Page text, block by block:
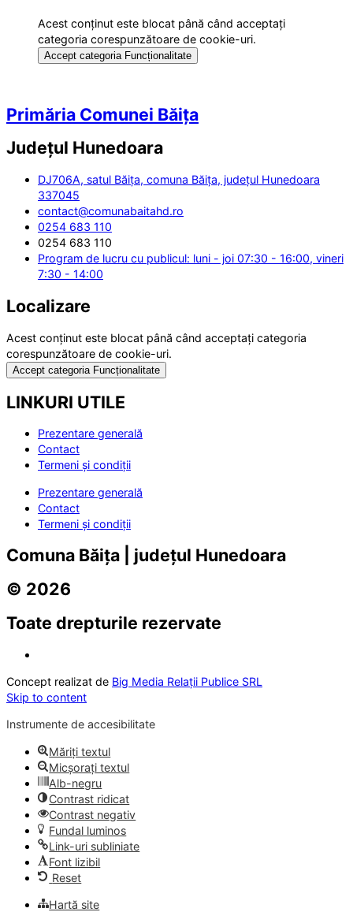
Acest conținut este blocat până când acceptați
categoria corespunzătoare de cookie-uri.
Accept categoria Funcționalitate
Primăria Comunei Băița
Județul Hunedoara
DJ706A, satul Băița, comuna Băița, județul Hunedoara
337045
contact@comunabaitahd.ro
0254 683 110
0254 683 110
Program de lucru cu publicul: luni - joi 07:30 - 16:00, vineri
7:30 - 14:00
Localizare
Acest conținut este blocat până când acceptați categoria
corespunzătoare de cookie-uri.
Accept categoria Funcționalitate
LINKURI UTILE
Prezentare generală
Contact
Termeni și condiții
Prezentare generală
Contact
Termeni și condiții
Comuna Băița | județul Hunedoara
© 2026
Toate drepturile rezervate
Concept realizat de Big Media Relații Publice SRL
Skip to content
Instrumente de accesibilitate
Măriți textul
Micșorați textul
Alb-negru
Contrast ridicat
Contrast negativ
Fundal luminos
Link-uri subliniate
Font lizibil
Reset
Hartă site